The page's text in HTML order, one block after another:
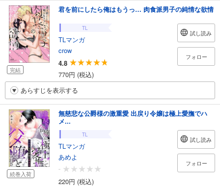
完結
君を前にしたら俺はもうっ… 肉食派男子の純情な欲情
TL
TLマンガ
crow
4.8
770円 (税込)
試し読み
フォロー
あらすじを表示する
続巻入荷
無慈悲な公爵様の激重愛 出戻り令嬢は極上愛撫でハ
メ...
TL
TLマンガ
あめよ
-
220円 (税込)
試し読み
フォロー